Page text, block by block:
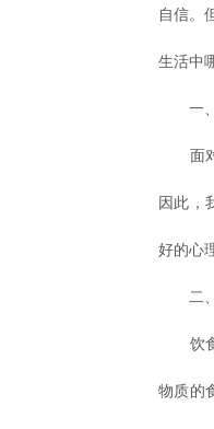
自信。
生活中
一、
面对
因此，
好的心
二、
饮
物质的